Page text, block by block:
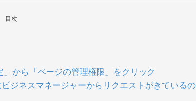
目次
から「ページの管理権限」をクリック
ジネスマネージャーからリクエストがきているの